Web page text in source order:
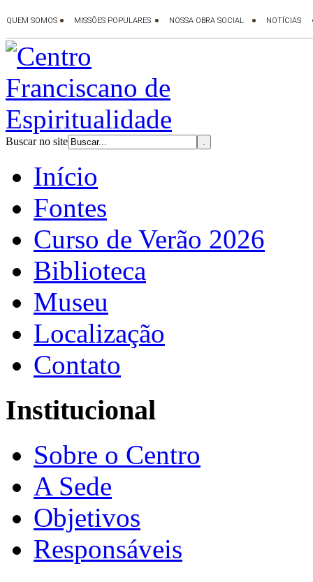
Buscar no site
Início
Fontes
Curso de Verão 2026
Biblioteca
Museu
Localização
Contato
Institucional
Sobre o Centro
A Sede
Objetivos
Responsáveis